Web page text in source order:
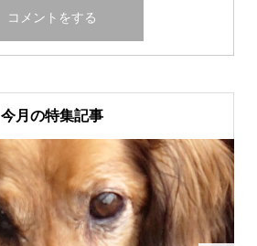
今月の特集記事